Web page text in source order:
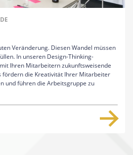
Veränderung. Diesen Wandel müssen
In unseren Design-Thinking-
Ihren Mitarbeitern zukunftsweisende
fördern die Kreativität Ihrer Mitarbeiter
und führen die Arbeitsgruppe zu